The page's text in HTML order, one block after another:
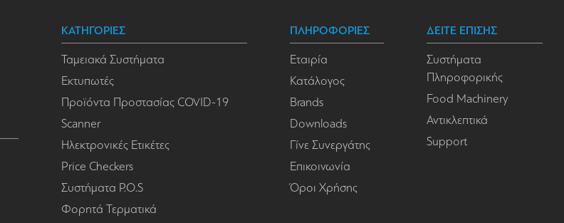
ΚΑΤΗΓΟΡΙΕΣ
Ταμειακά Συστήματα
Εκτυπωτές
Προϊόντα Προστασίας COVID-19
Scanner
Ηλεκτρονικές Ετικέτες
Price Checkers
Συστήματα P.O.S
Φορητά Τερματικά
ΠΛΗΡΟΦΟΡΙΕΣ
Εταιρία
Κατάλογος
Brands
Downloads
Γίνε Συνεργάτης
Επικοινωνία
Όροι Χρήσης
ΔΕΙΤΕ ΕΠΙΣΗΣ
Συστήματα
Πληροφορικής
Food Machinery
Αντικλεπτικά
Support